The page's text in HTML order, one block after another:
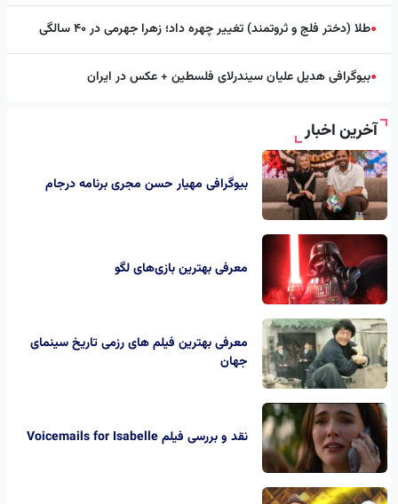
●طلا (دختر فلج و ثروتمند) تغییر چهره داد؛ زهرا جهرمی در ۴۰ سالگی
●بیوگرافی هدیل علیان سیندرلای فلسطین + عکس در ایران
آخرین اخبار
بیوگرافی مهیار حسن مجری برنامه درجام
معرفی بهترین بازی‌های لگو
معرفی بهترین فیلم های رزمی تاریخ سینمای
جهان
نقد و بررسی فیلم Voicemails for Isabelle